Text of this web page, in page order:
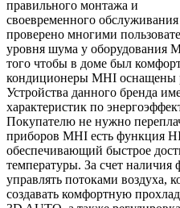
правильного монтажа и
своевременного
проверено многими
уровня шума у оборудования
того чтобы в доме был
кондиционеры MHI оснащены
Устройства данного бренда
характеристик по
Покупателю не нужно
приборов MHI есть функция
обеспечивающий быстрое
температуры. За счет
управлять потоками
создавать комфортную